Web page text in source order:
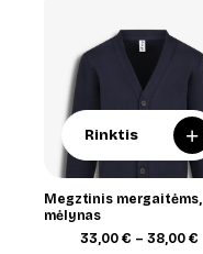
Rinktis +
Megztinis mergaitėms,
mėlynas
33,00€ – 38,00€